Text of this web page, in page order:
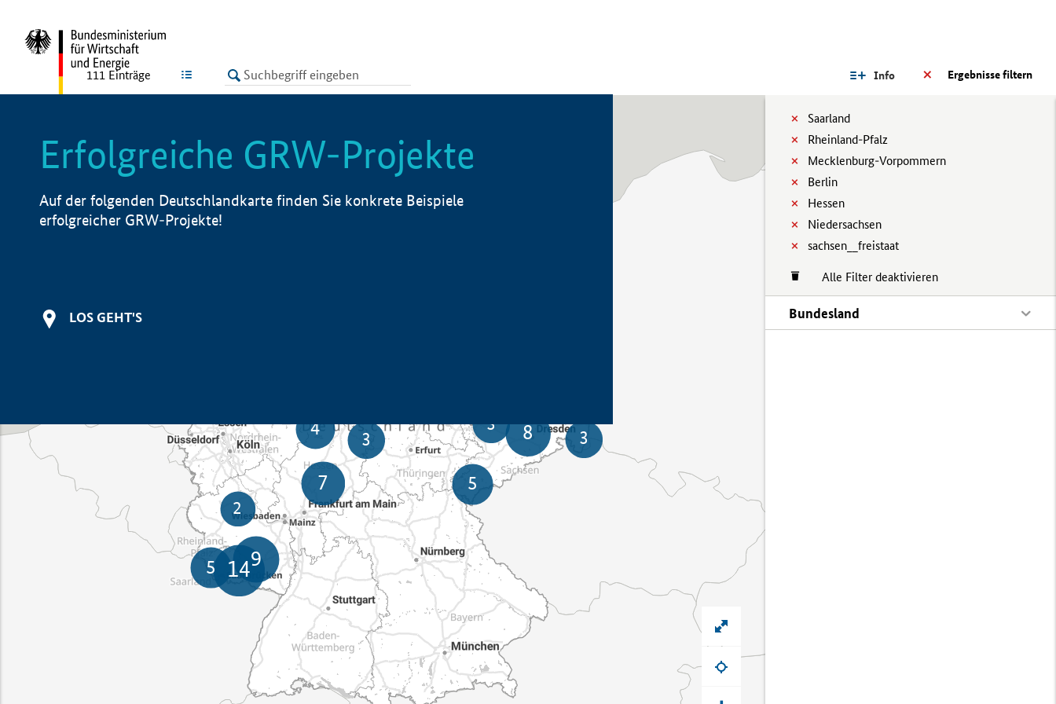
LISTE Ergebnisse filtern
Info
Saarland
Rheinland-Pfalz
Mecklenburg-Vorpommern
Berlin
Hessen
Niedersachsen
sachsen__freistaat
Alle Filter deaktivieren
Bundesland
111 Einträge
Erfolgreiche GRW-Projekte
Auf der folgenden Deutschlandkarte finden Sie konkrete Beispiele
erfolgreicher GRW-Projekte!
LOS GEHT'S